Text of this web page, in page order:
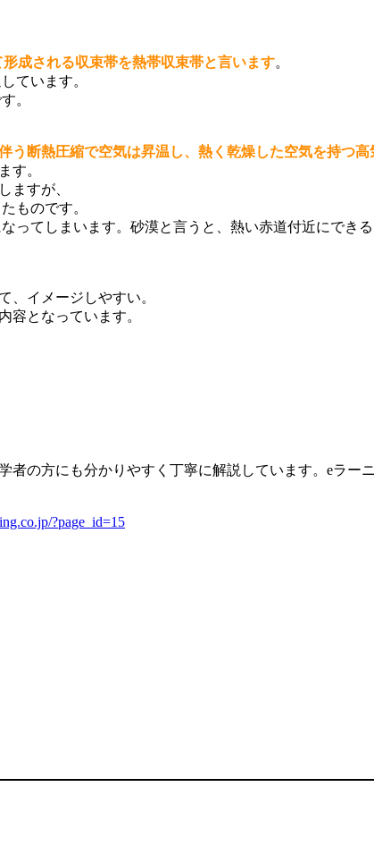
成される収束帯を熱帯収束帯と言います。
ています。
。
断熱圧縮で空気は昇温し、熱く乾燥した空気を持つ
す。
ますが、
ものです。
ってしまいます。砂漠と言うと、熱い赤道付近にでき
、イメージしやすい。
容となっています。
者の方にも分かりやすく丁寧に解説しています。eラ
?page_id=15